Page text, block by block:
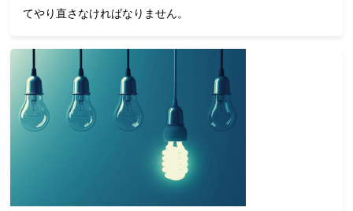
てやり直さなければなりません。